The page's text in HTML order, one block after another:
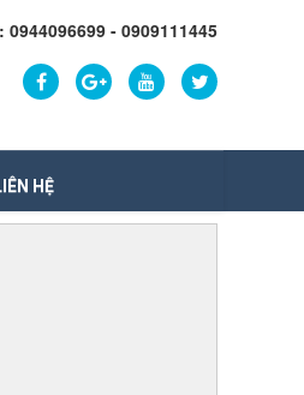
0944096699 - 0909111445
HỆ